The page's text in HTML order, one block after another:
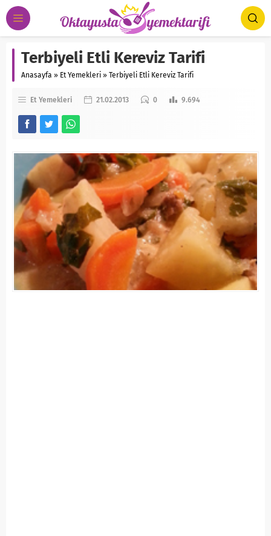
Terbiyeli Etli Kereviz Tarifi
Anasayfa » Et Yemekleri » Terbiyeli Etli Kereviz Tarifi
Et Yemekleri 21.02.2013 0 9.694